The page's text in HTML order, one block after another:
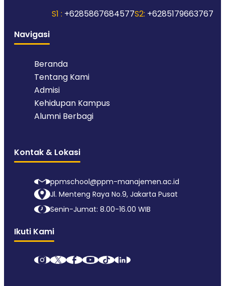
S1 : +6285867684577S2: +6285179663767
Navigasi
Beranda
Tentang Kami
Admisi
Kehidupan Kampus
Alumni Berbagi
Kontak & Lokasi
ppmschool@ppm-manajemen.ac.id
Jl. Menteng Raya No.9, Jakarta Pusat
Senin-Jumat: 8.00-16.00 WIB
Ikuti Kami